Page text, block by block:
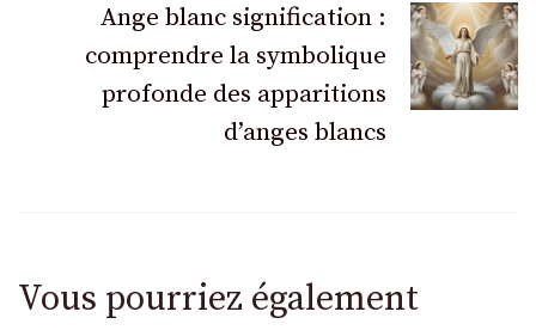
Ange blanc signification :
comprendre la symbolique
profonde des apparitions
d’anges blancs
Vous pourriez également